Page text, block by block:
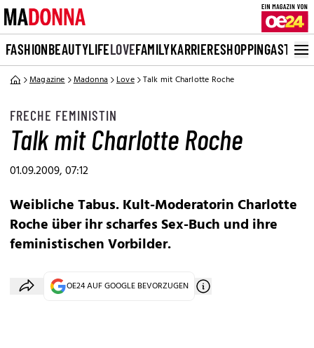
FASHIONBEAUTYLIFELOVEFAMILYKARRIERESHOPPINGASTRO
Magazine Madonna Love Talk mit Charlotte Roche
FRECHE FEMINISTIN
Talk mit Charlotte Roche
01.09.2009, 07:12
Weibliche Tabus. Kult-Moderatorin Charlotte
Roche über ihr scharfes Sex-Buch und ihre
feministischen Vorbilder.
OE24 AUF GOOGLE BEVORZUGEN